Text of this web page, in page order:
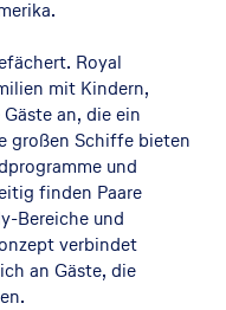
Royal
mit Kindern,
an, die ein
großen Schiffe bieten
und
finden Paare
Bereiche und
verbindet
an Gäste, die